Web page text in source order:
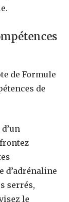
de Formule
de
d’adrénaline
serrés,
le